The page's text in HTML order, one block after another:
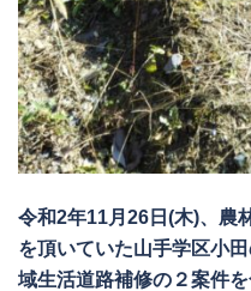
令和2年11月26日(木)、農
を頂いていた山手学区小
域生活道路補修の２案件